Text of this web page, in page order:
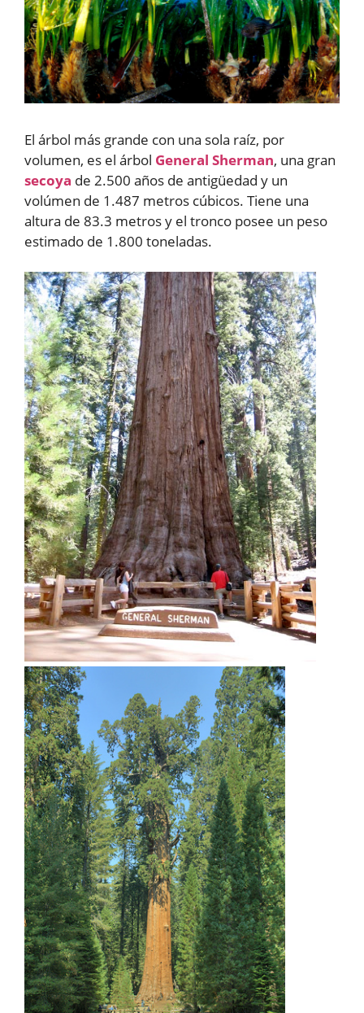
El árbol más grande con una sola raíz, por
volumen, es el árbol General Sherman, una gran
secoya de 2.500 años de antigüedad y un
volúmen de 1.487 metros cúbicos. Tiene una
altura de 83.3 metros y el tronco posee un peso
estimado de 1.800 toneladas.